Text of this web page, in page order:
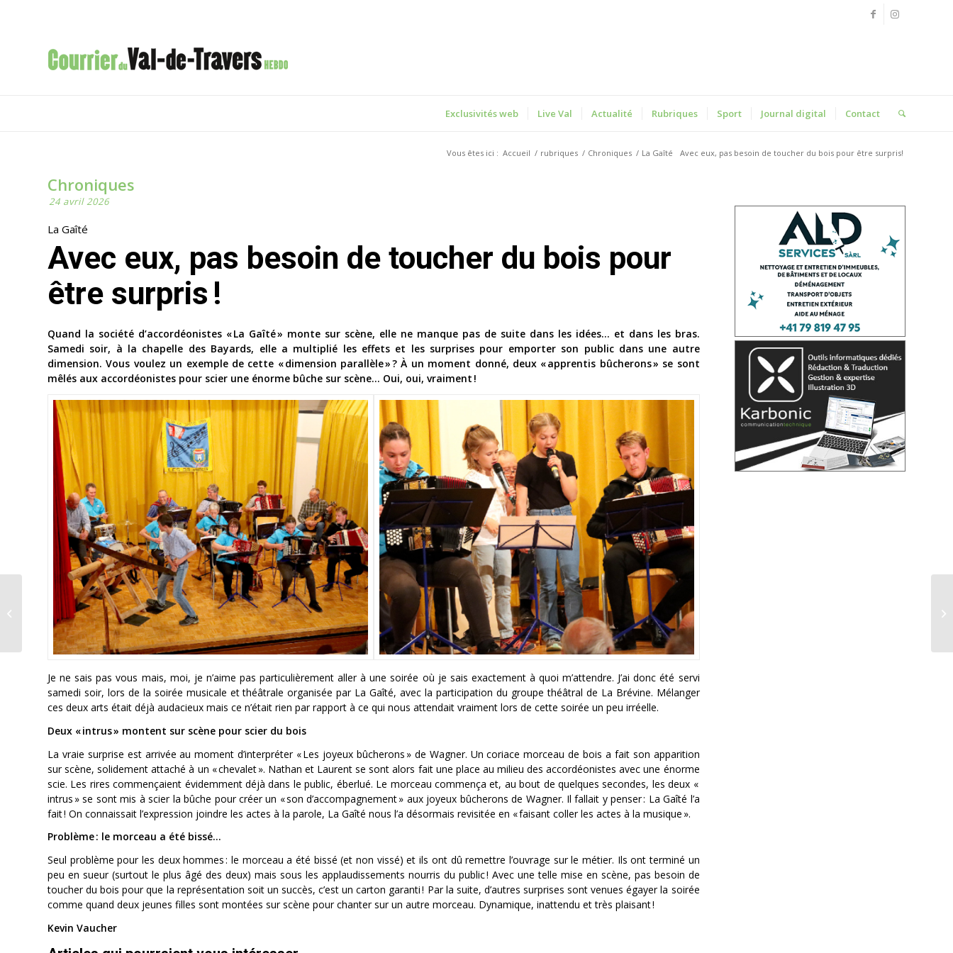
Exclusivités web Live Val Actualité Rubriques Sport Journal digital Contact
Vous êtes ici : Accueil / rubriques / Chroniques / La Gaîté Avec eux, pas besoin de toucher du bois pour être surpris!
Chroniques
24 avril 2026
La Gaîté
Avec eux, pas besoin de toucher du bois pour
être surpris !
Quand la société d’accordéonistes « La Gaîté » monte sur scène, elle ne manque pas de suite dans les idées… et dans les bras.
Samedi soir, à la chapelle des Bayards, elle a multiplié les effets et les surprises pour emporter son public dans une autre
dimension. Vous voulez un exemple de cette « dimension parallèle » ? À un moment donné, deux « apprentis bûcherons » se sont
mêlés aux accordéonistes pour scier une énorme bûche sur scène… Oui, oui, vraiment !
Je ne sais pas vous mais, moi, je n’aime pas particulièrement aller à une soirée où je sais exactement à quoi m’attendre. J’ai donc été servi
samedi soir, lors de la soirée musicale et théâtrale organisée par La Gaîté, avec la participation du groupe théâtral de La Brévine. Mélanger
ces deux arts était déjà audacieux mais ce n’était rien par rapport à ce qui nous attendait vraiment lors de cette soirée un peu irréelle.
Deux « intrus » montent sur scène pour scier du bois
La vraie surprise est arrivée au moment d’interpréter « Les joyeux bûcherons » de Wagner. Un coriace morceau de bois a fait son apparition
sur scène, solidement attaché à un « chevalet ». Nathan et Laurent se sont alors fait une place au milieu des accordéonistes avec une énorme
scie. Les rires commençaient évidemment déjà dans le public, éberlué. Le morceau commença et, au bout de quelques secondes, les deux «
intrus » se sont mis à scier la bûche pour créer un « son d’accompagnement » aux joyeux bûcherons de Wagner. Il fallait y penser : La Gaîté l’a
fait ! On connaissait l’expression joindre les actes à la parole, La Gaîté nous l’a désormais revisitée en « faisant coller les actes à la musique ».
Problème : le morceau a été bissé…
Seul problème pour les deux hommes : le morceau a été bissé (et non vissé) et ils ont dû remettre l’ouvrage sur le métier. Ils ont terminé un
peu en sueur (surtout le plus âgé des deux) mais sous les applaudissements nourris du public ! Avec une telle mise en scène, pas besoin de
toucher du bois pour que la représentation soit un succès, c’est un carton garanti ! Par la suite, d’autres surprises sont venues égayer la soirée
comme quand deux jeunes filles sont montées sur scène pour chanter sur un autre morceau. Dynamique, inattendu et très plaisant !
Kevin Vaucher
Les frères Galdos sur le podium à